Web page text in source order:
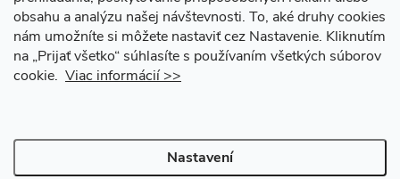
obsahu a analýzu našej návštevnosti. To, aké druhy cookies
nám umožníte si môžete nastaviť cez Nastavenie. Kliknutím
na „Prijať všetko“ súhlasíte s používaním všetkých súborov
cookie. Viac informácií >>
Nastavení
Kontaktní formulář